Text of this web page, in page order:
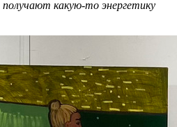
какую-то энергетику